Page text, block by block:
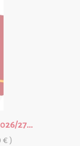
Passeport Gourmand - Lot Alsace 2026/27 VALABLE UN AN A PARTIR DE LA DATE D'ACHAT
€ )